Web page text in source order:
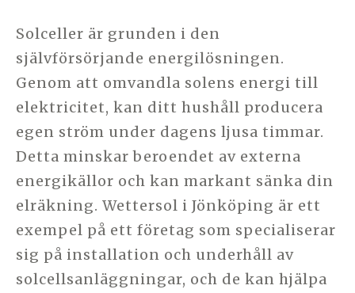
Solceller är grunden i den
självförsörjande energilösningen.
Genom att omvandla solens energi till
elektricitet, kan ditt hushåll producera
egen ström under dagens ljusa timmar.
Detta minskar beroendet av externa
energikällor och kan markant sänka din
elräkning. Wettersol i Jönköping är ett
exempel på ett företag som specialiserar
sig på installation och underhåll av
solcellsanläggningar, och de kan hjälpa